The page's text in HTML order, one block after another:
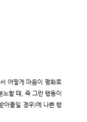
어떻게 마음이 평화로
할 때, 즉 그런 행동이
아들일 경우)에 나쁜 행